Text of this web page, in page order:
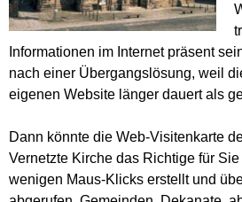
Informationen im Internet präsent
nach einer Übergangslösung, weil
eigenen Website länger dauert als
Dann könnte die Web-Visitenkarte
Vernetzte Kirche das Richtige für
wenigen Maus-Klicks erstellt und